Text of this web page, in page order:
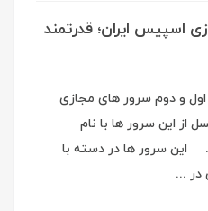
اسپیس ایران؛ قدرتمند
اول و دوم سرور های مجازی
از این سرور ها با نام
این سرور ها در دسته با
در ...